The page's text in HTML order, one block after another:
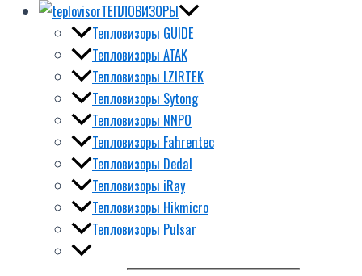
ТЕПЛОВИЗОРЫ
Тепловизоры GUIDE
Тепловизоры ATAK
Тепловизоры LZIRTEK
Тепловизоры Sytong
Тепловизоры NNPO
Тепловизоры Fahrentec
Тепловизоры Dedal
Тепловизоры iRay
Тепловизоры Hikmicro
Тепловизоры Pulsar